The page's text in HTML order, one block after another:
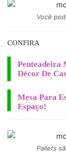
Você
CONFIRA
Penteadeira
Décor De
Mesa Para
Espaço!
Pallets